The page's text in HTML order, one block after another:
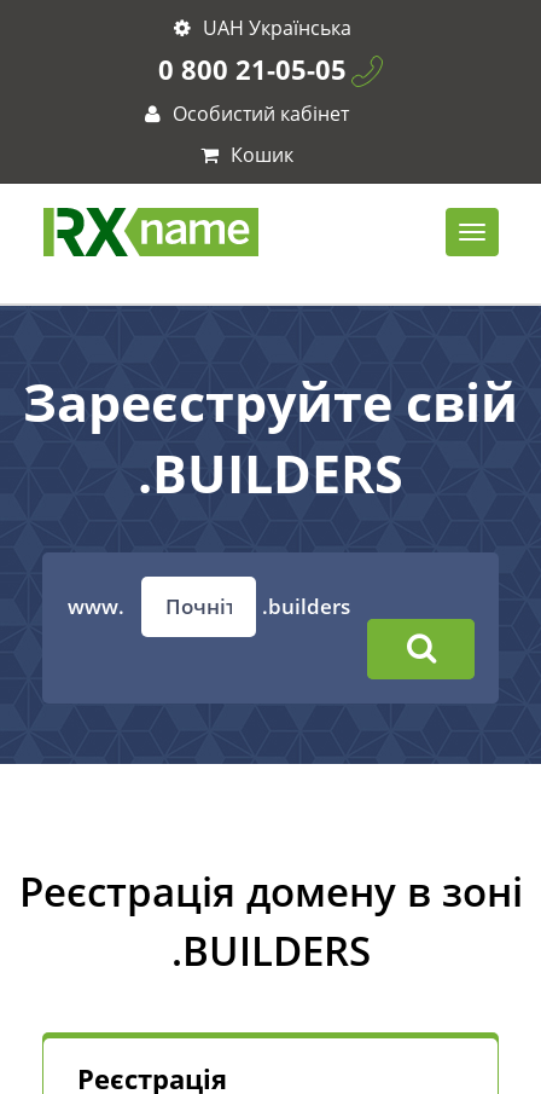
UAH Українська
0 800 21-05-05
Особистий кабінет
Кошик
Зареєструйте свій
.BUILDERS
www. .builders
Реєстрація домену в зоні
.BUILDERS
Реєстрація